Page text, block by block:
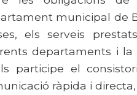
municipal de
els serveis
departaments i
participe el
ràpida i